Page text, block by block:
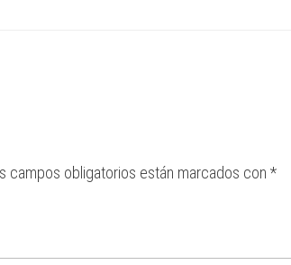
campos obligatorios están marcados con *